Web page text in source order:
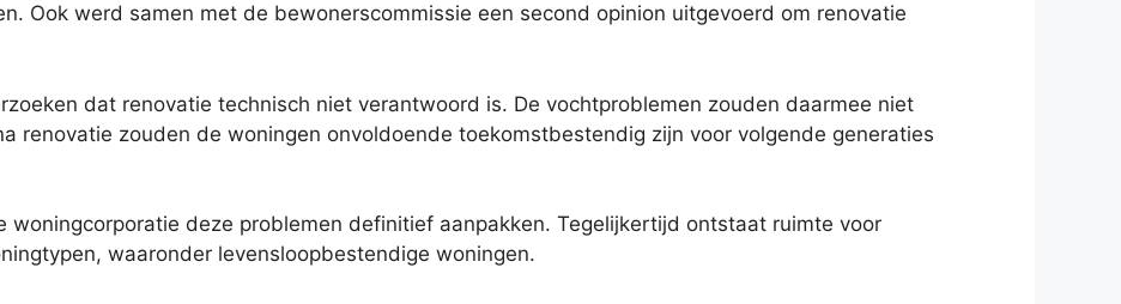
Ook werd samen met de bewonerscommissie een second opinion uitgevoerd om renovatie
dat renovatie technisch niet verantwoord is. De vochtproblemen zouden daarmee niet
renovatie zouden de woningen onvoldoende toekomstbestendig zijn voor volgende generaties
deze problemen definitief aanpakken. Tegelijkertijd ontstaat ruimte voor
waaronder levensloopbestendige woningen.